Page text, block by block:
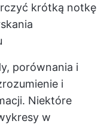
krótką notkę
porównania i
i
Niektóre
w